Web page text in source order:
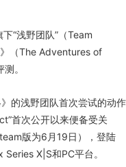
“浅野团队”（Team
（The Adventures of
。
的浅野团队首次尝试的动作
首次公开以来便备受关
版为6月19日），登陆
X|S和PC平台。